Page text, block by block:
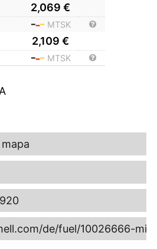
2,069 €
MTSK
2,109 €
MTSK
de/fuel/10026666-